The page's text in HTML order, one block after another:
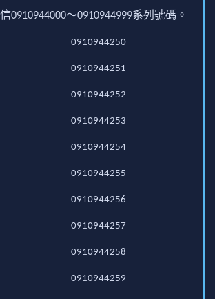
0910944000～0910944999系列號碼。
0910944250
0910944251
0910944252
0910944253
0910944254
0910944255
0910944256
0910944257
0910944258
0910944259